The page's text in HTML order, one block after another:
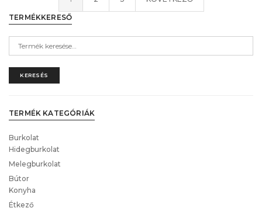
TERMÉKKERESŐ
kifejezés:
KERESÉS
TERMÉK KATEGÓRIÁK
Burkolat
Hidegburkolat
Melegburkolat
Bútor
Konyha
Étkező